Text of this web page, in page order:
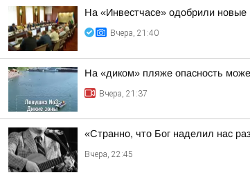
На «Инвестчасе» одобрили новые
Вчера, 21:40
На «диком» пляже опасность
Вчера, 21:37
«Странно, что Бог наделил нас
Вчера, 22:45